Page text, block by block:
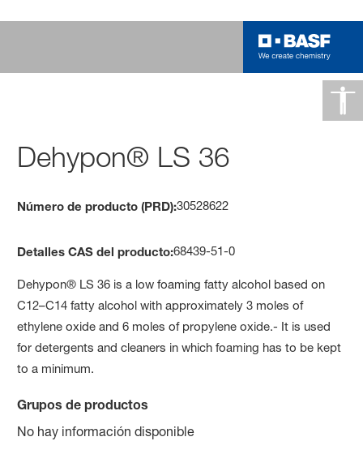
Dehypon® LS 36
Número de producto (PRD):30528622
Detalles CAS del producto:68439-51-0
Dehypon® LS 36 is a low foaming fatty alcohol based on
C12–C14 fatty alcohol with approximately 3 moles of
ethylene oxide and 6 moles of propylene oxide.- It is used
for detergents and cleaners in which foaming has to be kept
to a minimum.
Grupos de productos
No hay información disponible